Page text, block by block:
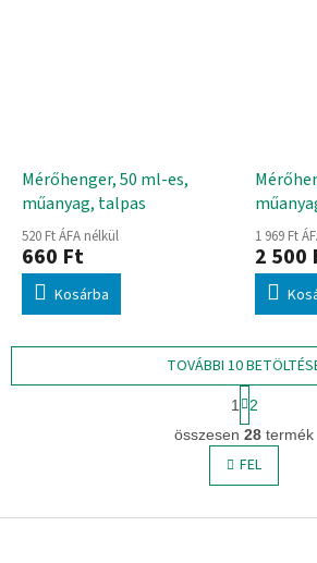
Mérőhenger, 50 ml-es,
műanyag, talpas
520 Ft ÁFA nélkül
660 Ft
Kosárba
1 969 Ft
2 500
L
i
s
t
TOVÁBBI 10
L
a
p
o
z
á
1
2
összesen 28 termék
FEL
L